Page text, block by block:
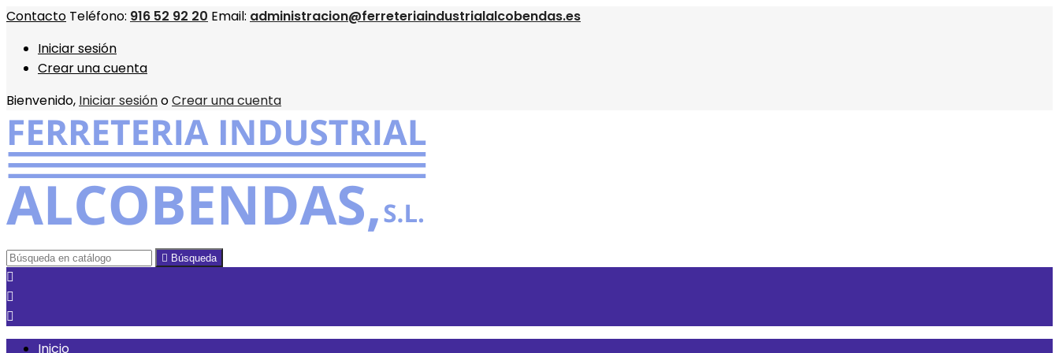
Contacto Teléfono: 916 52 92 20 Email: administracion@ferreteriaindustrialalcobendas.es
Iniciar sesión
Crear una cuenta
Bienvenido, Iniciar sesiónoCrear una cuenta
 Búsqueda



Inicio